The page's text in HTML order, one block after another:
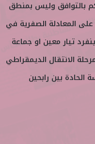
بالتوافق وليس بمنطق
على المعادلة الصفرية في
تيار معين او جماعة
الانتقال الديمقراطي
الحادة بين رابحين